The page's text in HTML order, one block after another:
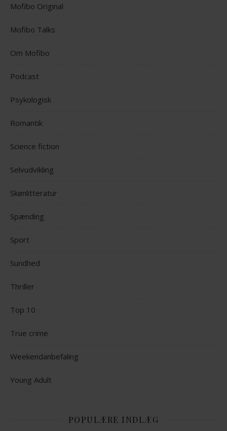
Mofibo Original
Mofibo Talks
Om Mofibo
Podcast
Psykologisk
Romantik
Science fiction
Selvudvikling
Skønlitteratur
Spænding
Sport
Sundhed
Thriller
Top 10
True crime
Weekendanbefaling
Young Adult
POPULÆRE INDLÆG